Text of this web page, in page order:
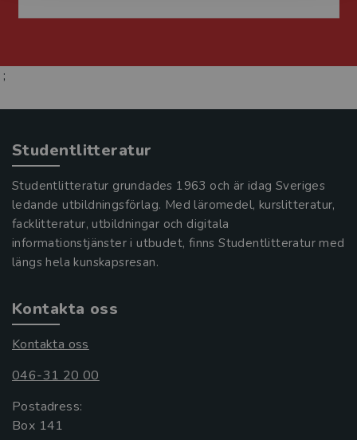
;
Studentlitteratur
Studentlitteratur grundades 1963 och är idag Sveriges
ledande utbildningsförlag. Med läromedel, kurslitteratur,
facklitteratur, utbildningar och digitala
informationstjänster i utbudet, finns Studentlitteratur med
längs hela kunskapsresan.
Kontakta oss
Kontakta oss
046-31 20 00
Postadress:
Box 141